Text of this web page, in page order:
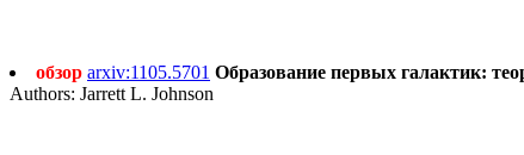
обзор arxiv:1105.5701 Образование первых галактик:
Authors: Jarrett L. Johnson